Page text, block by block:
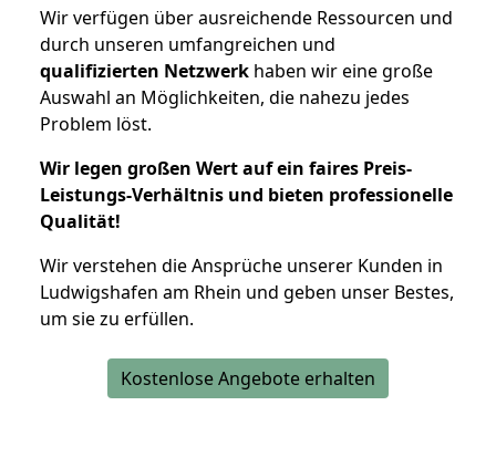
Wir verfügen über ausreichende Ressourcen und
durch unseren umfangreichen und
qualifizierten Netzwerk haben wir eine große
Auswahl an Möglichkeiten, die nahezu jedes
Problem löst.
Wir legen großen Wert auf ein faires Preis-
Leistungs-Verhältnis und bieten professionelle
Qualität!
Wir verstehen die Ansprüche unserer Kunden in
Ludwigshafen am Rhein und geben unser Bestes,
um sie zu erfüllen.
Kostenlose Angebote erhalten